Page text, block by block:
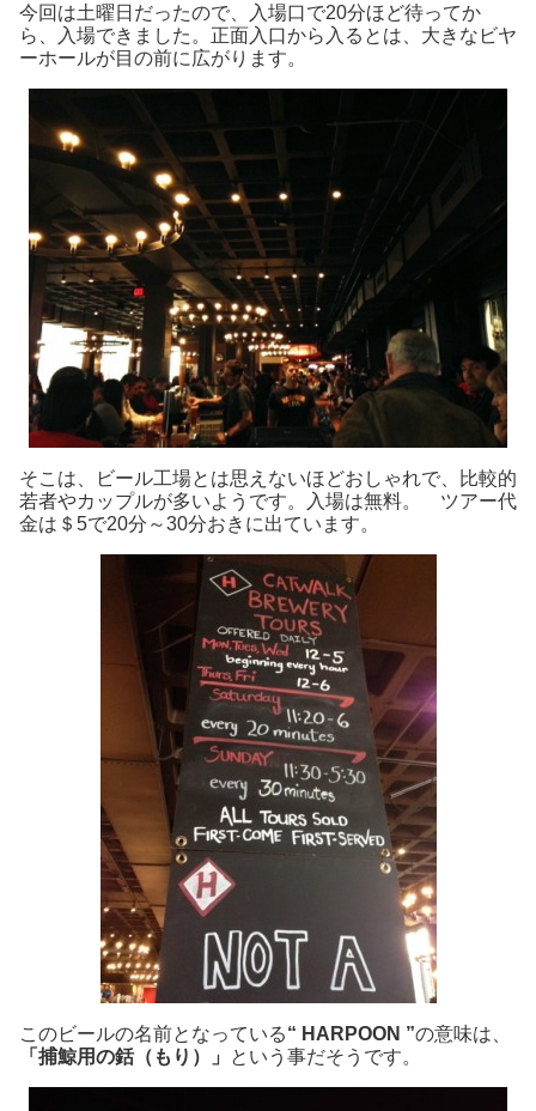
今回は土曜日だったので、入場口で20分ほど待ってか
ら、入場できました。正面入口から入るとは、大きなビヤ
ーホールが目の前に広がります。
そこは、ビール工場とは思えないほどおしゃれで、比較的
若者やカップルが多いようです。入場は無料。 ツアー代
金は＄5で20分～30分おきに出ています。
このビールの名前となっている“ HARPOON ”の意味は、
「捕鯨用の銛（もり）」
という事だそうです。